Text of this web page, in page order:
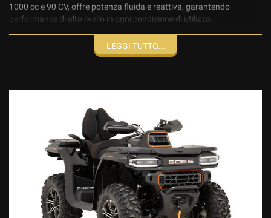
1000 cc e 90 CV, offre potenza fluida e reattiva, garantendo
performance di alto livello in ogni condizione di utilizzo.
Il comfort raggiunge nuovi standard grazie a una ciclistica evoluta e
a una dotazione premium: fari Full LED, display touchscreen da 8”
.
concorrenza, con linee decise e moderne, progettate per stupire al
primo sguardo. Il Terrox 1000 è la scelta ideale per chi cerca
prestazioni, tecnologia e stile, al miglior prezzo sul mercato.
Lunghezza x Larghezza x Altezza 2460X1288X1440mm
Interasse 1480 mm
Altezza minima da terra 312 mm
Diametro di sterzata 6700 mm
LEGGI TUTTO...